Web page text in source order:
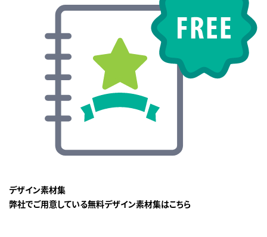
デザイン素材集
弊社でご用意している無料デザイン素材集はこちら